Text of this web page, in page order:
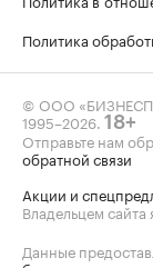
Политика
© ООО
1995–2026 18+
Отправьте нам
обратной связи
Акции и
Владельцем
Данные